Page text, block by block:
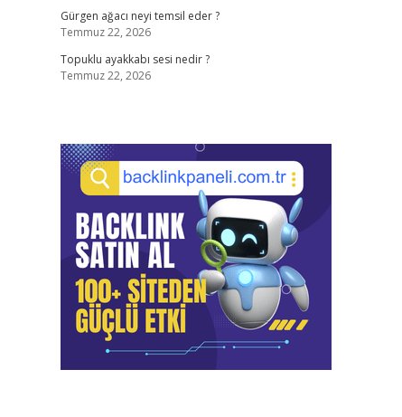
Gürgen ağacı neyi temsil eder ?
Temmuz 22, 2026
Topuklu ayakkabı sesi nedir ?
Temmuz 22, 2026